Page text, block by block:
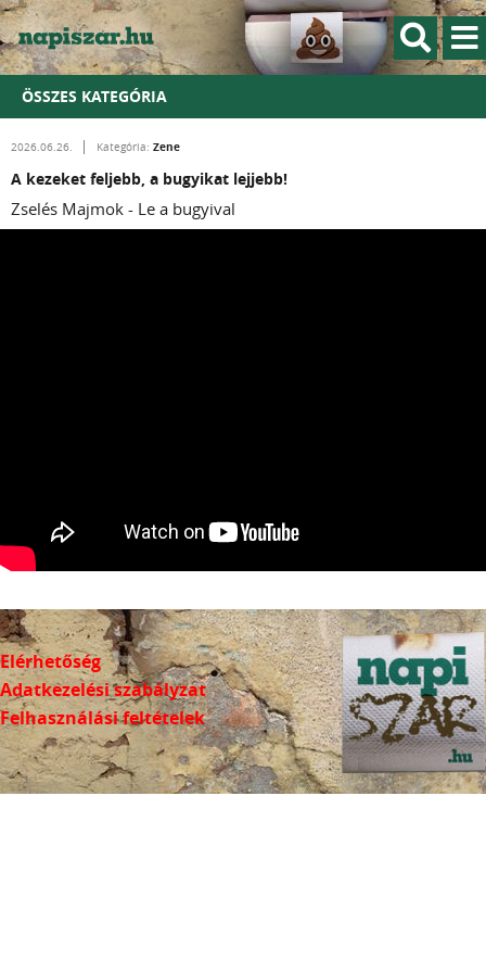
ÖSSZES KATEGÓRIA
2026.06.26. Kategória: Zene
A kezeket feljebb, a bugyikat lejjebb!
Zselés Majmok - Le a bugyival
Elérhetőség
Adatkezelési szabályzat
Felhasználási feltételek